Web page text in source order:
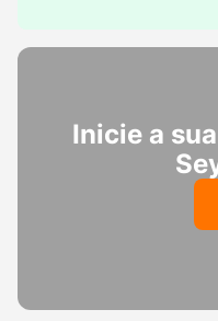
Inicie a